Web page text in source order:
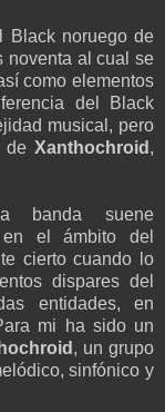
Black noruego de
noventa al cual se
como elementos
del Black
musical, pero
de Xanthochroid ,
banda suene
en el ámbito del
cierto cuando lo
dispares del
entidades, en
mi ha sido un
, un grupo
sinfónico y